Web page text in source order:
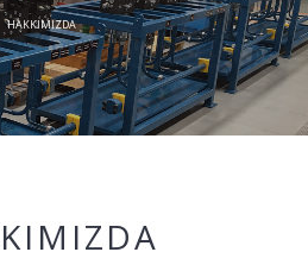
HAKKIMIZDA